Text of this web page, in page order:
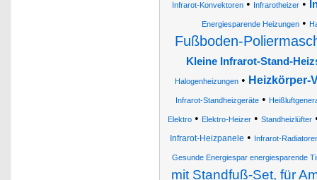
Infrarot-Konvektoren• Infrarotheizer•
Energiesparende Heizungen •
Fußboden-
Kleine Infrarot-Stand-
Halogenheizungen • Heizkörper-
Infrarot-Standheizgeräte •
Elektro • Elektro-Heizer • Standheizlüfter
Infrarot-Heizpanele • Infrarot-
Gesunde Energiespar energiesparende
mit Standfuß-Set, für